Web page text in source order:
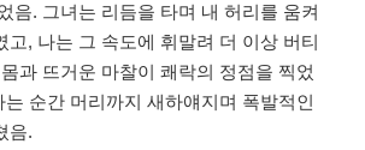
음. 그녀는 리듬을 타며 내 허리를 움켜
고, 나는 그 속도에 휘말려 더 이상 버티
과 뜨거운 마찰이 쾌락의 정점을 찍었
순간 머리까지 새하얘지며 폭발적인
음.